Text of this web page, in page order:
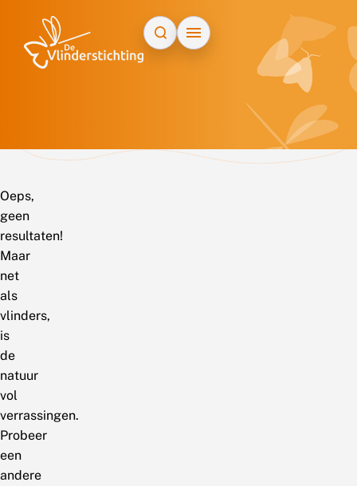
Oeps,
geen
resultaten!
Maar
net
als
vlinders,
is
de
natuur
vol
verrassingen.
Probeer
een
andere